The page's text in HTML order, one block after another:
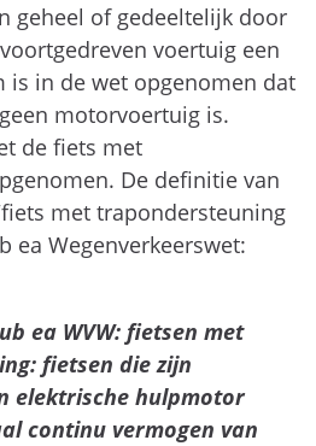
geheel of gedeeltelijk door
voertuig een
in de wet opgenomen dat
motorvoertuig is.
de fiets met
De definitie van
met trapondersteuning
ea Wegenverkeerswet:
ea WVW: fietsen met
fietsen die zijn
elektrische hulpmotor
continu vermogen van